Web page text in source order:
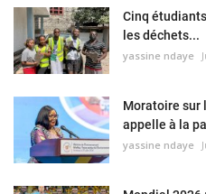
Cinq
les déchets...
yassine ndaye
Moratoire sur
appelle à la
yassine ndaye